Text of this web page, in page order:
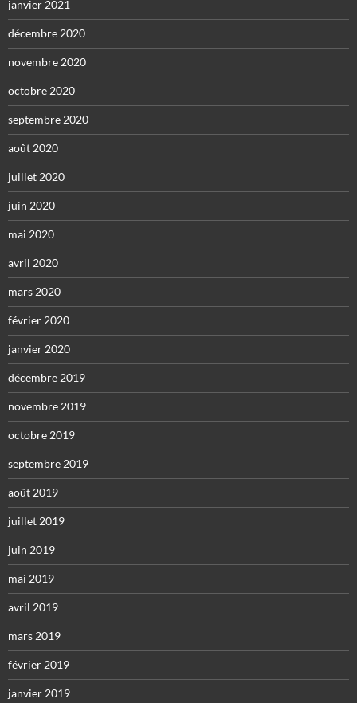
janvier 2021
décembre 2020
novembre 2020
octobre 2020
septembre 2020
août 2020
juillet 2020
juin 2020
mai 2020
avril 2020
mars 2020
février 2020
janvier 2020
décembre 2019
novembre 2019
octobre 2019
septembre 2019
août 2019
juillet 2019
juin 2019
mai 2019
avril 2019
mars 2019
février 2019
janvier 2019